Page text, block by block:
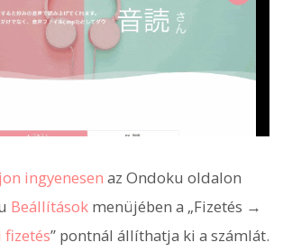
ingyenesen az Ondoku oldalon
Beállítások menüjében a „Fizetés →
fizetés” pontnál állíthatja ki a számlát.